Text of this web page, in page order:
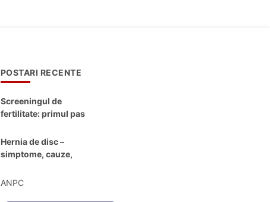
POSTARI RECENTE
Screeningul de
fertilitate: primul pas
Hernia de disc –
simptome, cauze,
moderne de
ANPC